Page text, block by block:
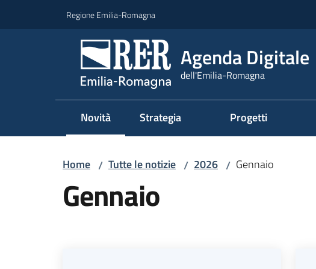
Regione Emilia-Romagna
Agenda Digitale
dell'Emilia-Romagna
Novità
Menu selezionato
Strategia Progetti
Home / Tutte le notizie / 2026 / Gennaio
Gennaio